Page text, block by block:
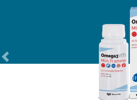
Previous